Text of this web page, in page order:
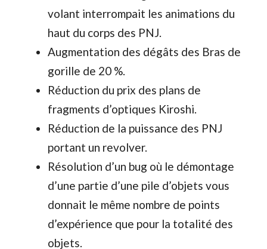
volant interrompait les animations du
haut du corps des PNJ.
Augmentation des dégâts des Bras de
gorille de 20 %.
Réduction du prix des plans de
fragments d’optiques Kiroshi.
Réduction de la puissance des PNJ
portant un revolver.
Résolution d’un bug où le démontage
d’une partie d’une pile d’objets vous
donnait le même nombre de points
d’expérience que pour la totalité des
objets.